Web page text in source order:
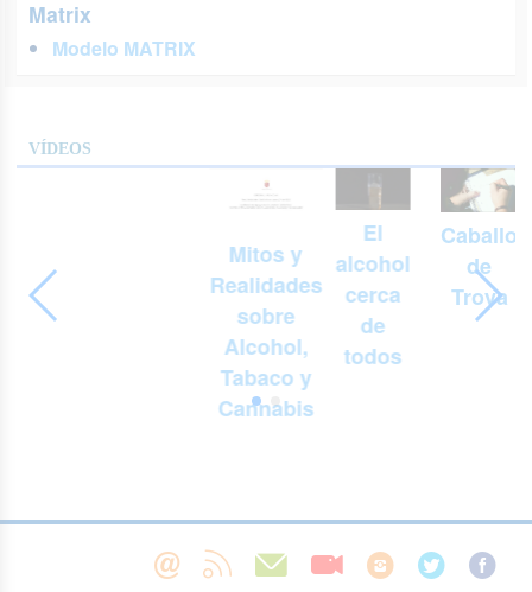
Matrix
Modelo MATRIX
VÍDEOS
Mitos y
Realidades
sobre
Alcohol,
Tabaco y
Cannabis
El
alcohol
cerca
de
todos
Caballo
de
Troya